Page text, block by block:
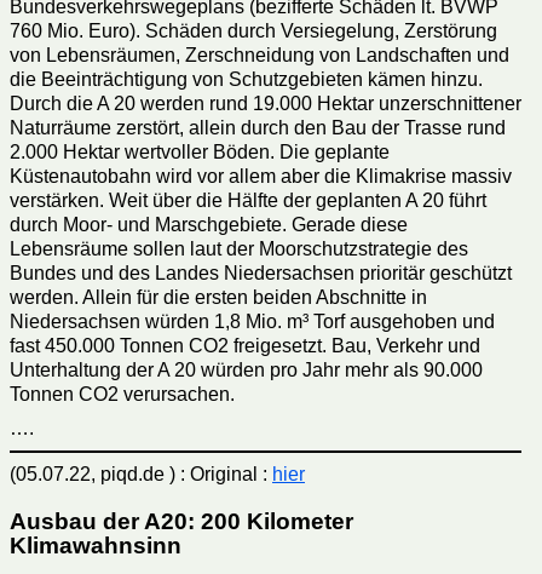
Bundesverkehrswegeplans (bezifferte Schäden lt. BVWP
760 Mio. Euro). Schäden durch Versiegelung, Zerstörung
von Lebensräumen, Zerschneidung von Landschaften und
die Beeinträchtigung von Schutzgebieten kämen hinzu.
Durch die A 20 werden rund 19.000 Hektar unzerschnittener
Naturräume zerstört, allein durch den Bau der Trasse rund
2.000 Hektar wertvoller Böden. Die geplante
Küstenautobahn wird vor allem aber die Klimakrise massiv
verstärken. Weit über die Hälfte der geplanten A 20 führt
durch Moor- und Marschgebiete. Gerade diese
Lebensräume sollen laut der Moorschutzstrategie des
Bundes und des Landes Niedersachsen prioritär geschützt
werden. Allein für die ersten beiden Abschnitte in
Niedersachsen würden 1,8 Mio. m³ Torf ausgehoben und
fast 450.000 Tonnen CO2 freigesetzt. Bau, Verkehr und
Unterhaltung der A 20 würden pro Jahr mehr als 90.000
Tonnen CO2 verursachen.
….
(05.07.22, piqd.de ) : Original : hier
Ausbau der A20: 200 Kilometer
Klimawahnsinn